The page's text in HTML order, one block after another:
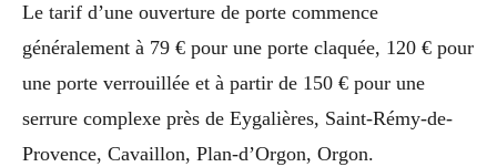
Le tarif d’une ouverture de porte commence
généralement à 79 € pour une porte claquée, 120 € pour
une porte verrouillée et à partir de 150 € pour une
serrure complexe près de Eygalières, Saint-Rémy-de-
Provence, Cavaillon, Plan-d’Orgon, Orgon.